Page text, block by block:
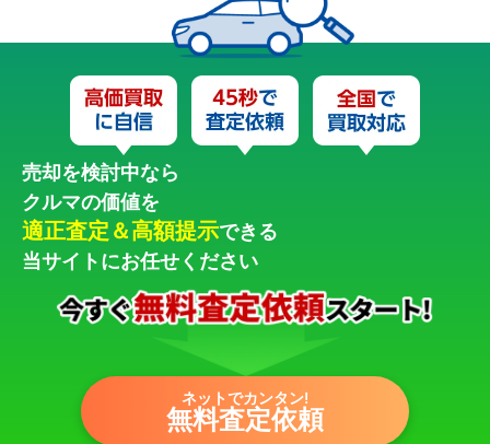
売却を検討中なら
クルマの価値を
適正査定＆高額提示できる
当サイトにお任せください
ネットでカンタン!
無料査定依頼